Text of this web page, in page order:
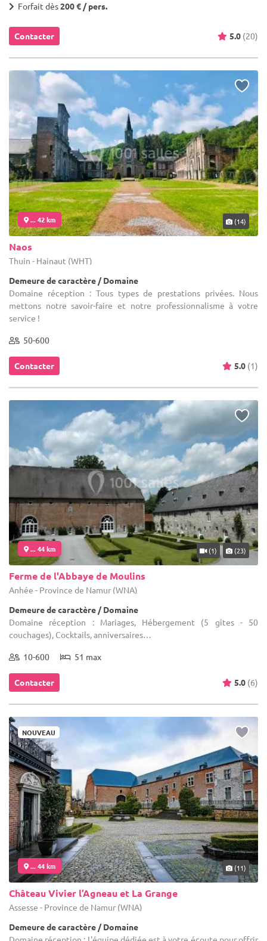
Forfait dès200 € / pers.
Contacter 5.0 (20)
... 42 km (14)
Naos
Thuin - Hainaut (WHT)
Demeure de caractère / Domaine
Domaine réception : Tous types de prestations privées. Nous
mettons notre savoir-faire et notre professionnalisme à votre
service !
50-600
Contacter 5.0 (1)
... 44 km (1) (23)
Ferme de l'Abbaye de Moulins
Anhée - Province de Namur (WNA)
Demeure de caractère / Domaine
Domaine réception : Mariages, Hébergement (5 gîtes - 50
couchages), Cocktails, anniversaires…
10-600 51 max
Contacter 5.0 (6)
NOUVEAU
... 44 km (11)
Château Vivier l’Agneau et La Grange
Assesse - Province de Namur (WNA)
Demeure de caractère / Domaine